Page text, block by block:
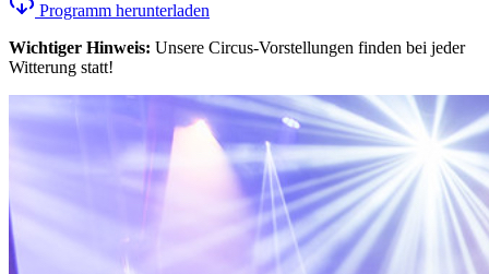
Programm herunterladen
Wichtiger Hinweis: Unsere Circus-Vorstellungen finden bei jeder
Witterung statt!